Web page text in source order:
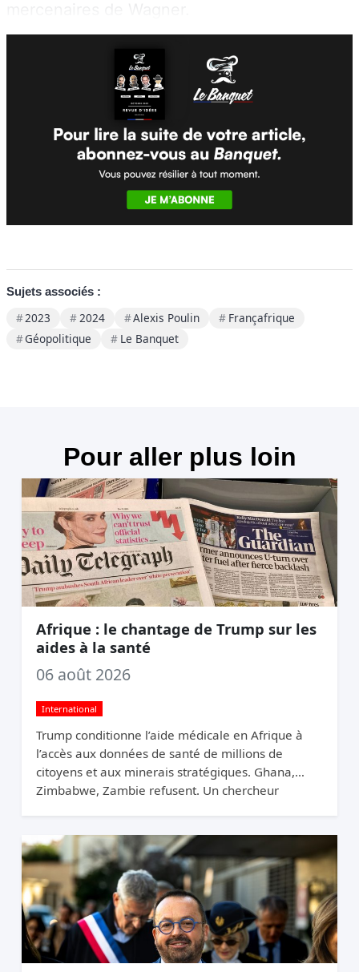
Sujets associés :
2023 2024 Alexis Poulin
Françafrique
Géopolitique
Le Banquet
Pour aller plus loin
Afrique : le chantage de Trump sur les
aides à la santé
06 août 2026
International
Trump conditionne l’aide médicale en Afrique à
l’accès aux données de santé de millions de
citoyens et aux minerais stratégiques. Ghana,
Zimbabwe, Zambie refusent. Un chercheur